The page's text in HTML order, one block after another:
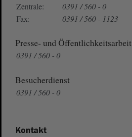
Zentrale:
0391 / 560 - 0
Fax:
0391 / 560 - 1123
Presse- und Öffentlichkeitsarbeit
0391 / 560 - 0
Besucherdienst
0391 / 560 - 0
Kontakt